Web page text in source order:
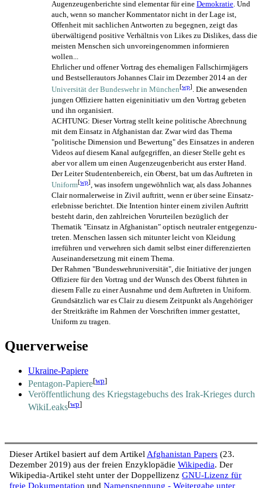
Augenzeugenberichte sind elementar für eine Demokratie. Und
auch, wenn so mancher Kommentator nicht in der Lage ist,
Offenheit mit sachlichen Antworten zu begegnen, zeigt das
überwältigend positive Verhältnis von Likes zu Dislikes, dass die
meisten Menschen sich un­vor­eingenommen informieren
wollen...
Ehrlicher und offener Vortrag des ehemaligen Fallschirm­jägers
und Bestseller­autors Johannes Clair im Dezember 2014 an der
Universität der Bundeswehr in München[wp] . Die anwesenden
jungen Offiziere hatten eigeninitiativ um den Vortrag gebeten
und ihn organisiert.
ACHTUNG: Dieser Vortrag stellt keine politische Abrechnung
mit dem Einsatz in Afghanistan dar. Zwar wird das Thema
"politische Dimension und Bewertung" des Einsatzes in anderen
Videos auf diesem Kanal aufgegriffen, an dieser Stelle geht es
aber vor allem um einen Augen­zeugen­bericht aus erster Hand.
Der Leiter Studentenbereich, ein Oberst, bat um das Auftreten in
Uniform[wp], was insofern ungewöhnlich war, als dass Johannes
Clair normalerweise in Zivil auftritt, wenn er über seine Einsatz­
erlebnisse berichtet. Die Intention hinter einem zivilen Auftritt
besteht darin, den zahlreichen Vorurteilen bezüglich der
Thematik "Einsatz in Afghanistan" optisch neutraler entgegen­zu­
treten. Menschen lassen sich mitunter leicht von Kleidung
irreführen und verwehren sich damit selbst einer differenzierten
Aus­einander­setzung mit einem Thema.
Der Rahmen "Bundeswehruniversität", die Initiative der jungen
Offiziere für den Vortrag und der Wunsch des Oberst führten in
diesem Falle zu einer Ausnahme und dem Auftreten in Uniform.
Grundsätzlich war es Clair zu diesem Zeitpunkt als Angehöriger
der Streitkräfte im Rahmen der Vorschriften immer gestattet,
Uniform zu tragen.
Querverweise
Ukraine-Papiere
Pentagon-Papiere[wp]
Veröffentlichung des Kriegstagebuchs des Irak-Krieges durch
WikiLeaks[wp]
Dieser Artikel basiert auf dem Artikel Afghanistan Papers (23.
Dezember 2019) aus der freien Enzyklopädie Wikipedia. Der
Wikipedia-Artikel steht unter der Doppellizenz GNU-Lizenz für
freie Dokumentation und Namensnennung - Weitergabe unter